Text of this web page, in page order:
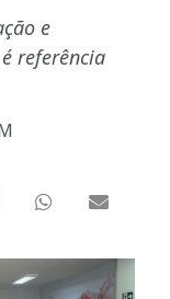
e
referência